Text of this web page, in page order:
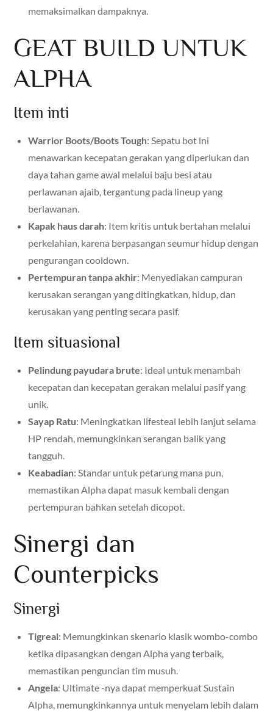
memaksimalkan dampaknya.
GEAT BUILD UNTUK
ALPHA
Item inti
Warrior Boots/Boots Tough: Sepatu bot ini
menawarkan kecepatan gerakan yang diperlukan dan
daya tahan game awal melalui baju besi atau
perlawanan ajaib, tergantung pada lineup yang
berlawanan.
Kapak haus darah: Item kritis untuk bertahan melalui
perkelahian, karena berpasangan seumur hidup dengan
pengurangan cooldown.
Pertempuran tanpa akhir: Menyediakan campuran
kerusakan serangan yang ditingkatkan, hidup, dan
kerusakan yang penting secara pasif.
Item situasional
Pelindung payudara brute: Ideal untuk menambah
kecepatan dan kecepatan gerakan melalui pasif yang
unik.
Sayap Ratu: Meningkatkan lifesteal lebih lanjut selama
HP rendah, memungkinkan serangan balik yang
tangguh.
Keabadian: Standar untuk petarung mana pun,
memastikan Alpha dapat masuk kembali dengan
pertempuran bahkan setelah dicopot.
Sinergi dan
Counterpicks
Sinergi
Tigreal: Memungkinkan skenario klasik wombo-combo
ketika dipasangkan dengan Alpha yang terbaik,
memastikan penguncian tim musuh.
Angela: Ultimate -nya dapat memperkuat Sustain
Alpha, memungkinkannya untuk menyelam lebih dalam